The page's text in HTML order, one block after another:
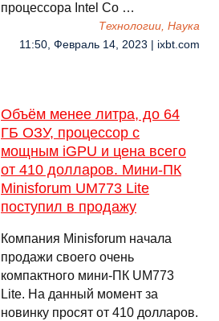
процессора Intel Co …
Технологии, Наука
11:50, Февраль 14, 2023 | ixbt.com
Объём менее литра, до 64
ГБ ОЗУ, процессор с
мощным iGPU и цена всего
от 410 долларов. Мини-ПК
Minisforum UM773 Lite
поступил в продажу
Компания Minisforum начала
продажи своего очень
компактного мини-ПК UM773
Lite. На данный момент за
новинку просят от 410 долларов.